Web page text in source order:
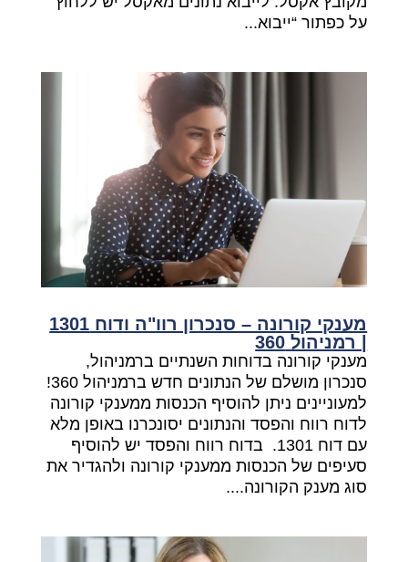
על כפתור “ייבוא...
מענקי קורונה – סנכרון רוו"ה ודוח 1301
| רמניהול 360
מענקי קורונה בדוחות השנתיים ברמניהול,
סנכרון מושלם של הנתונים חדש ברמניהול 360!
למעוניינים ניתן להוסיף הכנסות ממענקי קורונה
לדוח רווח והפסד והנתונים יסונכרנו באופן מלא
עם דוח 1301. בדוח רווח והפסד יש להוסיף
סעיפים של הכנסות ממענקי קורונה ולהגדיר את
סוג מענק הקורונה....